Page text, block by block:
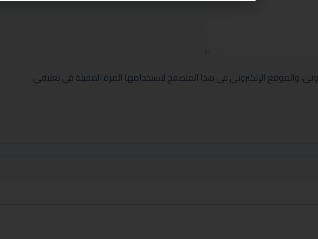
والموقع الإلكتروني في هذا المتصفح لاستخدامها المرة المقبلة في تعليقي.